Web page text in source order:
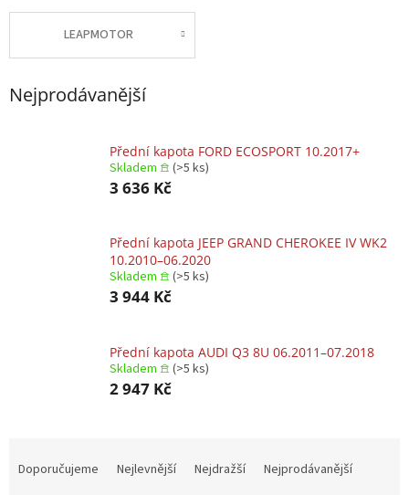
LEAPMOTOR
Nejprodávanější
Přední kapota FORD ECOSPORT 10.2017+
Skladem 𖠿 (>5 ks)
3 636 Kč
Přední kapota JEEP GRAND CHEROKEE IV WK2
10.2010–06.2020
Skladem 𖠿 (>5 ks)
3 944 Kč
Přední kapota AUDI Q3 8U 06.2011–07.2018
Skladem 𖠿 (>5 ks)
2 947 Kč
Doporučujeme Nejlevnější Nejdražší
Nejprodávanější